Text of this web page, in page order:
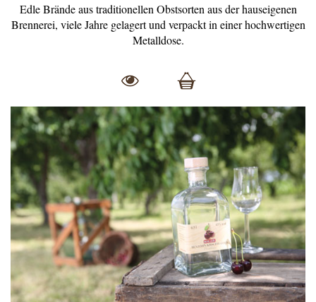
Edle Brände aus traditionellen Obstsorten aus der hauseigenen
Brennerei, viele Jahre gelagert und verpackt in einer hochwertigen
Metalldose.